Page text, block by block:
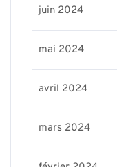
juin 2024
mai 2024
avril 2024
mars 2024